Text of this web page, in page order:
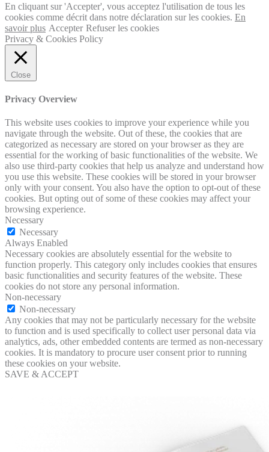
En cliquant sur 'Accepter', vous acceptez l'utilisation de tous les
cookies comme décrit dans notre déclaration sur les cookies. En
savoir plus Accepter Refuser les cookies
Privacy & Cookies Policy
Close
Privacy Overview
This website uses cookies to improve your experience while you
navigate through the website. Out of these, the cookies that are
categorized as necessary are stored on your browser as they are
essential for the working of basic functionalities of the website. We
also use third-party cookies that help us analyze and understand how
you use this website. These cookies will be stored in your browser
only with your consent. You also have the option to opt-out of these
cookies. But opting out of some of these cookies may affect your
browsing experience.
Necessary
Necessary
Always Enabled
Necessary cookies are absolutely essential for the website to
function properly. This category only includes cookies that ensures
basic functionalities and security features of the website. These
cookies do not store any personal information.
Non-necessary
Non-necessary
Any cookies that may not be particularly necessary for the website
to function and is used specifically to collect user personal data via
analytics, ads, other embedded contents are termed as non-necessary
cookies. It is mandatory to procure user consent prior to running
these cookies on your website.
SAVE & ACCEPT